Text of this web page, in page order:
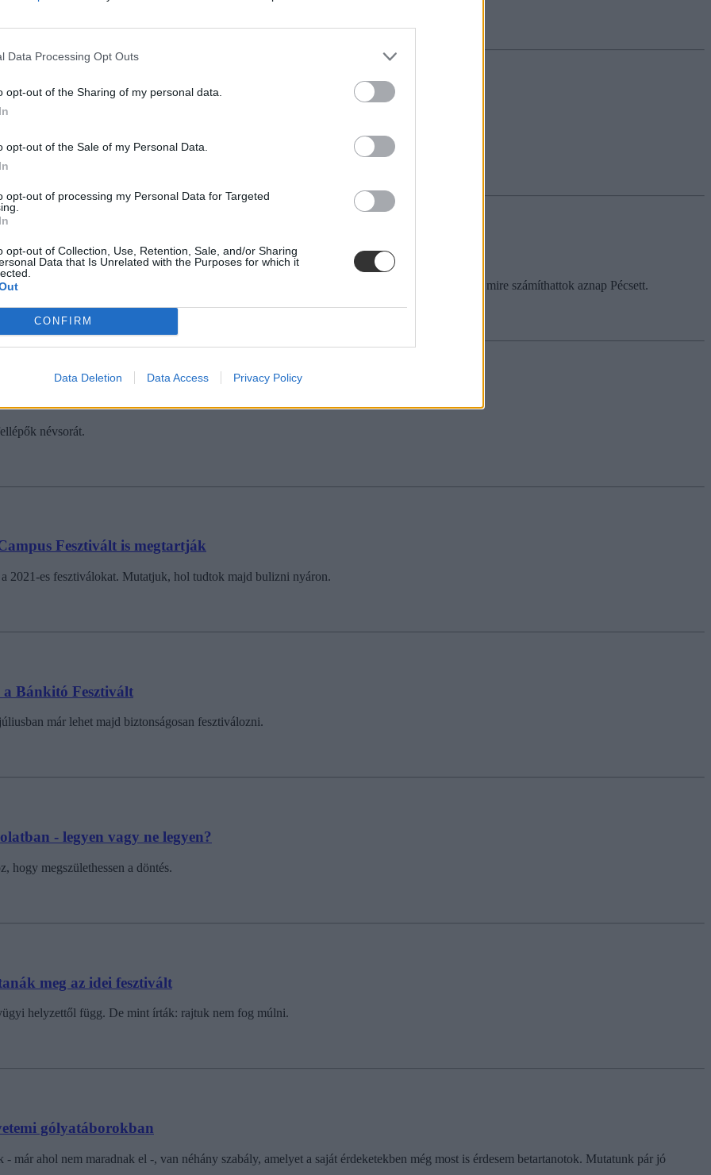
Data Processing Opt Outs
opt-out of the Sharing of my personal data.
opt-out of the Sale of my Personal Data.
opt-out of processing my Personal Data for Targeted
opt-out of Collection, Use, Retention, Sale, and/or Sharing
Data that Is Unrelated with the Purposes for which it
CONFIRM
Data Deletion Data Access Privacy Policy
meg ponthatárváró bulikat
így együtt izgulhattok majd július 22-én a többi leendő egyetemistával. Most azt mutatjuk meg, mire számíthattok aznap Pécsett.
listája
névsorát.
Fesztivált is megtartják
2021-es fesztiválokat. Mutatjuk, hol tudtok majd bulizni nyáron.
a Bánkitó Fesztivált
már lehet majd biztonságosan fesztiválozni.
- legyen vagy ne legyen?
hogy megszülethessen a döntés.
meg az idei fesztivált
helyzettől függ. De mint írták: rajtuk nem fog múlni.
gólyatáborokban
ahol nem maradnak el -, van néhány szabály, amelyet a saját érdeketekben még most is érdesem betartanotok. Mutatunk pár jó